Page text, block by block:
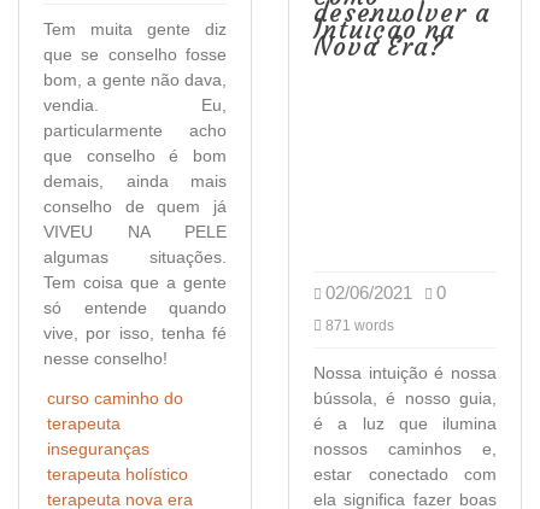
Tem muita gente diz
que se conselho fosse
bom, a gente não dava,
vendia. Eu,
particularmente acho
que conselho é bom
demais, ainda mais
conselho de quem já
VIVEU NA PELE
algumas situações.
Tem coisa que a gente
só entende quando
vive, por isso, tenha fé
nesse conselho!
curso caminho do
terapeuta
inseguranças
terapeuta holístico
terapeuta nova era
desenvolver a
Intuição na
Nova Era?
02/06/2021 0
871 words
Nossa intuição é nossa
bússola, é nosso guia,
é a luz que ilumina
nossos caminhos e,
estar conectado com
ela significa fazer boas